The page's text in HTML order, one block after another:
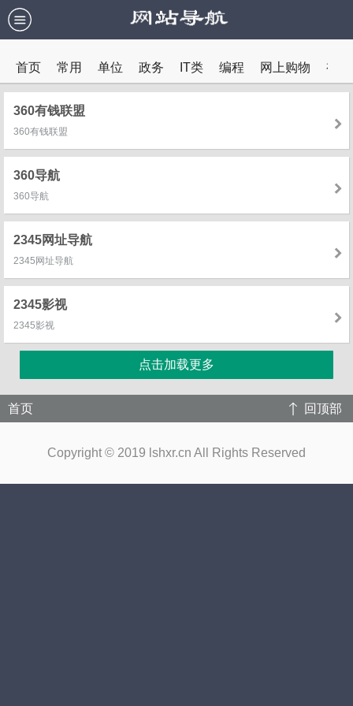
首页 常用 单位 政务 IT类 编程 网上购物 视
360有钱联盟
360有钱联盟
360导航
360导航
2345网址导航
2345网址导航
2345影视
2345影视
点击加载更多
回顶部
首页
Copyright © 2019 lshxr.cn All Rights Reserved